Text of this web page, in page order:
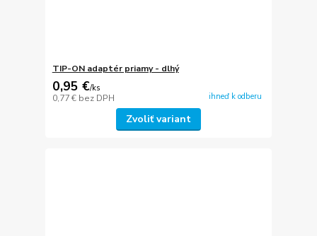
TIP-ON adaptér priamy - dlhý
0,95 €/ks
0,77 € bez DPH ihneď k odberu
Zvoliť variant